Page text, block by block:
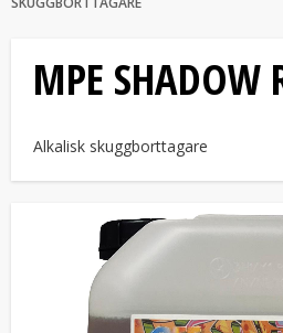
MPE SHADOW
Alkalisk skuggborttagare